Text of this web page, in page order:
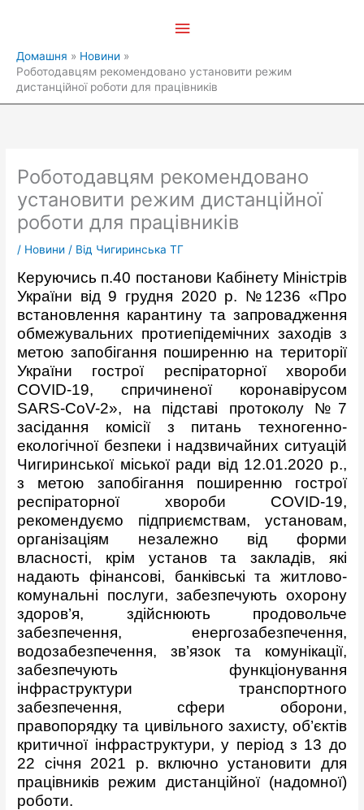
Домашня
Новини
Роботодавцям рекомендовано установити режим
дистанційної роботи для працівників
Роботодавцям рекомендовано
установити режим дистанційної
роботи для працівників
/ Новини / Від Чигиринська ТГ
Керуючись п.40 постанови Кабінету Міністрів
України від 9 грудня 2020 р. №1236 «Про
встановлення карантину та запровадження
обмежувальних протиепідемічних заходів з
метою запобігання поширенню на території
України гострої респіраторної хвороби
COVID-19, спричиненої коронавірусом
SARS-CoV-2», на підставі протоколу №7
засідання комісії з питань техногенно-
екологічної безпеки і надзвичайних ситуацій
Чигиринської міської ради від 12.01.2020 р.,
з метою запобігання поширенню гострої
респіраторної хвороби COVID-19,
рекомендуємо підприємствам, установам,
організаціям незалежно від форми
власності, крім установ та закладів, які
надають фінансові, банківські та житлово-
комунальні послуги, забезпечують охорону
здоров’я, здійснюють продовольче
забезпечення, енергозабезпечення,
водозабезпечення, зв’язок та комунікації,
забезпечують функціонування
інфраструктури транспортного
забезпечення, сфери оборони,
правопорядку та цивільного захисту, об’єктів
критичної інфраструктури, у період з 13 до
22 січня 2021 р. включно установити для
працівників режим дистанційної (надомної)
роботи.